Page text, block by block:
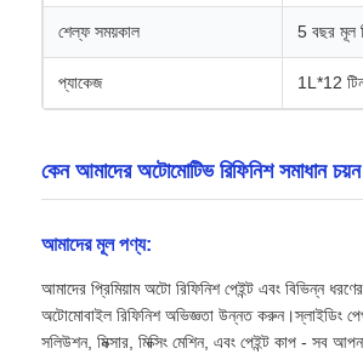
শেল্ফ সময়কাল 5 বছর মূল
প্যাকেজ 1L*12
কেন আমাদের অটোমোটিভ রিফিনিশ সমাধান
আমাদের মূল পণ্য:
আমাদের প্রিমিয়াম অটো রিফিনিশ পেইন্ট এবং বিভিন্ন
অটোমোবাইল রিফিনিশ অভিজ্ঞতা উন্নত করুন।স্লাইডিং
সলিউশন, মিক্সার, মিক্সিং মেশিন, এবং পেইন্ট কাপ - সব